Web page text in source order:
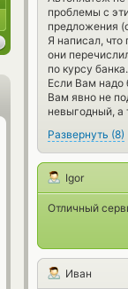
проблемы с
предложения
Я написал,
они
по курсу
Если Вам надо
Вам явно не
невыгодный, а
Развернуть (8)
Igor
Отличный
Иван